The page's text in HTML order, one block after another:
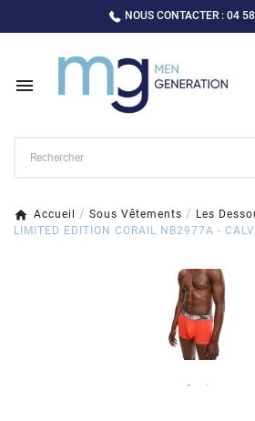
NOUS CONTACTER : 04

Accueil Sous Vêtements Les
LIMITED EDITION CORAIL NB2977A -